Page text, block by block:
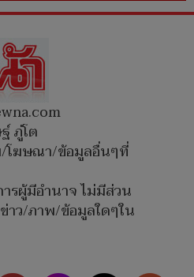
ภู่โต
โฆษณา/ข้อมูลอื่นๆที่
รผู้มีอำนาจ ไม่มีส่วน
าว/ภาพ/ข้อมูลใดๆใน